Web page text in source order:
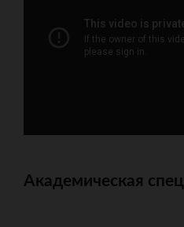
Академическая